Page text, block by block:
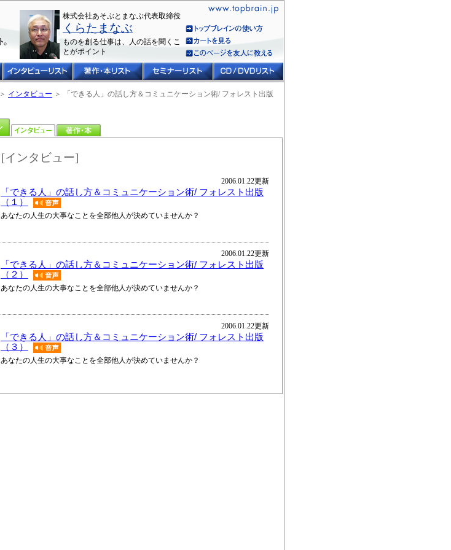
株式会社あそぶとまなぶ代表取締役
くらたまなぶ
ものを創る仕事は、人の話を聞くこ
とがポイント
＞ インタビュー ＞ 「できる人」の話し方＆コミュニケーション術/ フォレスト出版
[インタビュー]
2006.01.22更新
「できる人」の話し方＆コミュニケーション術/ フォレスト出版
（１）
あなたの人生の大事なことを全部他人が決めていませんか？
2006.01.22更新
「できる人」の話し方＆コミュニケーション術/ フォレスト出版
（２）
あなたの人生の大事なことを全部他人が決めていませんか？
2006.01.22更新
「できる人」の話し方＆コミュニケーション術/ フォレスト出版
（３）
あなたの人生の大事なことを全部他人が決めていませんか？